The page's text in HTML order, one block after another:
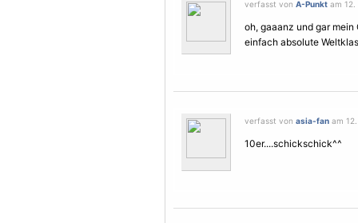
verfasst von A-Punkt am 12.
oh, gaaanz und gar
einfach absolute
verfasst von asia-fan am
10er....schickschick^^